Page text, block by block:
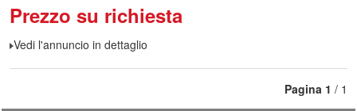
Prezzo su richiesta
Vedi l'annuncio in dettaglio
Pagina 1 / 1